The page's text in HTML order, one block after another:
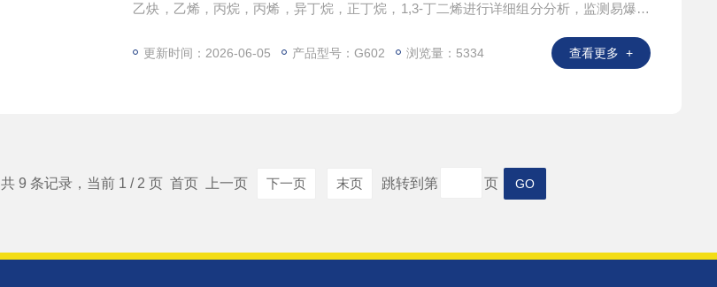
乙炔，乙烯，丙烷，丙烯，异丁烷，正丁烷，1,3-丁二烯进行详细组分分析，监测易爆组
工、能源、钢铁和气体工业等检测碳氢化合物的工业过程控制仪表。
更新时间：2026-06-05 产品型号：G602 浏览量：5334 查看更多 +
共 9 条记录，当前 1 / 2 页 首页 上一页 下一页 末页 跳转到第 页